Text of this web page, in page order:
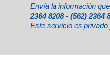
Envía la información
2364 8208 - (562) 2364
Este servicio es privado